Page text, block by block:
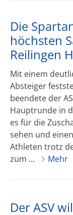
Die
höchsten
Reilingen
Mit einem
Absteiger
beendete der
Hauptrunde in
es für die
sehen und
Athleten trotz
zum ...
Mehr
Der ASV